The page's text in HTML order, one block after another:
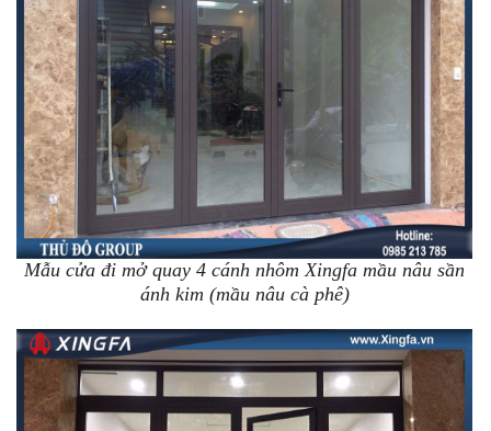
Mẫu cửa đi mở quay 4 cánh nhôm Xingfa mầu nâu sần
ánh kim (mầu nâu cà phê)